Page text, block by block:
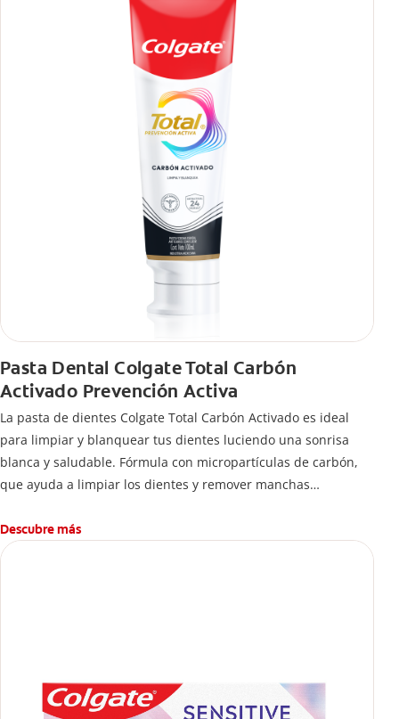
Pasta Dental Colgate Total Carbón
Activado Prevención Activa
La pasta de dientes Colgate Total Carbón Activado es ideal
para limpiar y blanquear tus dientes luciendo una sonrisa
blanca y saludable. Fórmula con micropartículas de carbón,
que ayuda a limpiar los dientes y remover manchas
Descubre más